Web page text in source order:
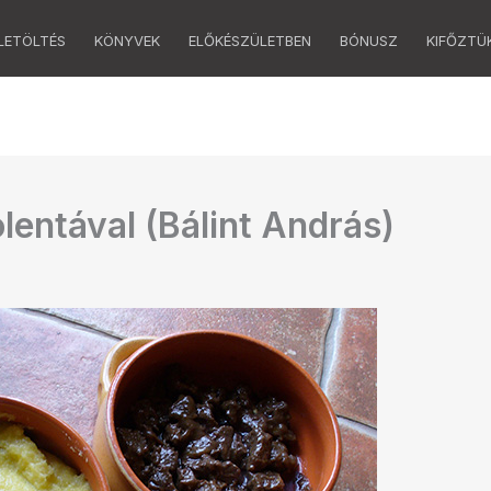
KÖNYVEK ELŐKÉSZÜLETBEN BÓNUSZ
(Bálint András)